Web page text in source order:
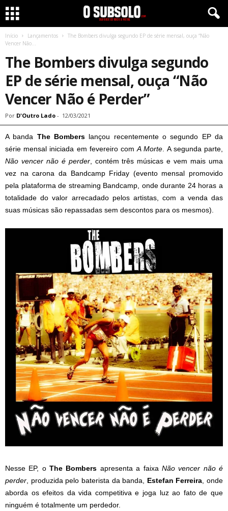
Início Lançamentos
The Bombers divulga segundo EP de série mensal, ouça “Não
Vencer Não...
The Bombers divulga segundo
EP de série mensal, ouça “Não
Vencer Não é Perder”
Por D'Outro Lado - 12/03/2021
A banda The Bombers lançou recentemente o segundo EP da
série mensal iniciada em fevereiro comA Morte . A segunda parte,
Não vencer não é perder, contém três músicas e vem mais uma
vez na carona da Bandcamp Friday (evento mensal promovido
pela plataforma de streaming Bandcamp, onde durante 24 horas a
totalidade do valor arrecadado pelos artistas, com a venda das
suas músicas são repassadas sem descontos para os mesmos).
Nesse EP, oThe Bombers apresenta a faixa Não vencer não é
perder , produzida pelo baterista da banda, Estefan Ferreira , onde
aborda os efeitos da vida competitiva e joga luz ao fato de que
ninguém é totalmente um perdedor.